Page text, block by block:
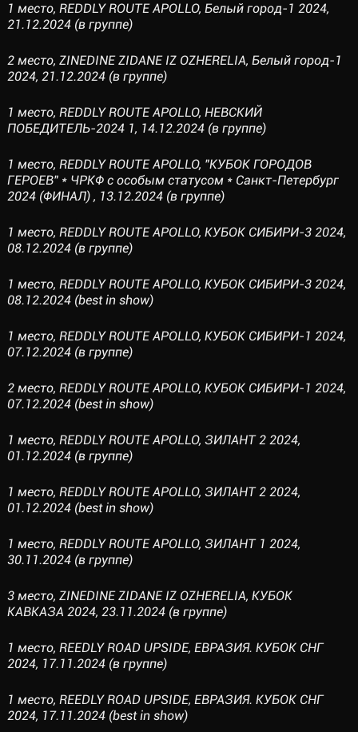
1 место, REDDLY ROUTE APOLLO, Белый город-1 2024,
21.12.2024 (в группе)
2 место, ZINEDINE ZIDANE IZ OZHERELIA, Белый город-1
2024, 21.12.2024 (в группе)
1 место, REDDLY ROUTE APOLLO, НЕВСКИЙ
ПОБЕДИТЕЛЬ-2024 1, 14.12.2024 (в группе)
1 место, REDDLY ROUTE APOLLO, "КУБОК ГОРОДОВ
ГЕРОЕВ" * ЧРКФ с особым статусом * Санкт-Петербург
2024 (ФИНАЛ) , 13.12.2024 (в группе)
1 место, REDDLY ROUTE APOLLO, КУБОК СИБИРИ-3 2024,
08.12.2024 (в группе)
1 место, REDDLY ROUTE APOLLO, КУБОК СИБИРИ-3 2024,
08.12.2024 (best in show)
1 место, REDDLY ROUTE APOLLO, КУБОК СИБИРИ-1 2024,
07.12.2024 (в группе)
2 место, REDDLY ROUTE APOLLO, КУБОК СИБИРИ-1 2024,
07.12.2024 (best in show)
1 место, REDDLY ROUTE APOLLO, ЗИЛАНТ 2 2024,
01.12.2024 (в группе)
1 место, REDDLY ROUTE APOLLO, ЗИЛАНТ 2 2024,
01.12.2024 (best in show)
1 место, REDDLY ROUTE APOLLO, ЗИЛАНТ 1 2024,
30.11.2024 (в группе)
3 место, ZINEDINE ZIDANE IZ OZHERELIA, КУБОК
КАВКАЗА 2024, 23.11.2024 (в группе)
1 место, REEDLY ROAD UPSIDE, ЕВРАЗИЯ. КУБОК СНГ
2024, 17.11.2024 (в группе)
1 место, REEDLY ROAD UPSIDE, ЕВРАЗИЯ. КУБОК СНГ
2024, 17.11.2024 (best in show)